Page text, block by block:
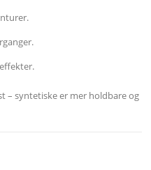
– syntetiske er mer holdbare og